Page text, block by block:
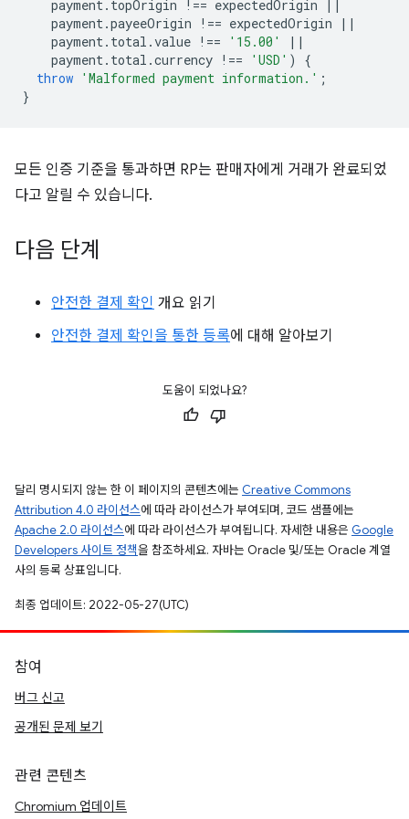
payment. topOrigin !== expectedOrigin
||
payment.payeeOrigin !== expectedOrigin
||
payment. total .value !== '15.00'
||
payment. total .currency !== 'USD' )
{
throw 'Malformed payment information.' ;
}
모든 인증 기준을 통과하면 RP는 판매자에게 거래가 완료되었
다고 알릴 수 있습니다.
다음 단계
안전한 결제 확인 개요 읽기
안전한 결제 확인을 통한 등록에 대해 알아보기
도움이 되었나요?
달리 명시되지 않는 한 이 페이지의 콘텐츠에는 Creative Commons
Attribution 4.0 라이선스에 따라 라이선스가 부여되며, 코드 샘플에는
Apache 2.0 라이선스에 따라 라이선스가 부여됩니다. 자세한 내용은 Google
Developers 사이트 정책을 참조하세요. 자바는 Oracle 및/또는 Oracle 계열
사의 등록 상표입니다.
최종 업데이트: 2022-05-27(UTC)
참여
버그 신고
공개된 문제 보기
관련 콘텐츠
Chromium 업데이트